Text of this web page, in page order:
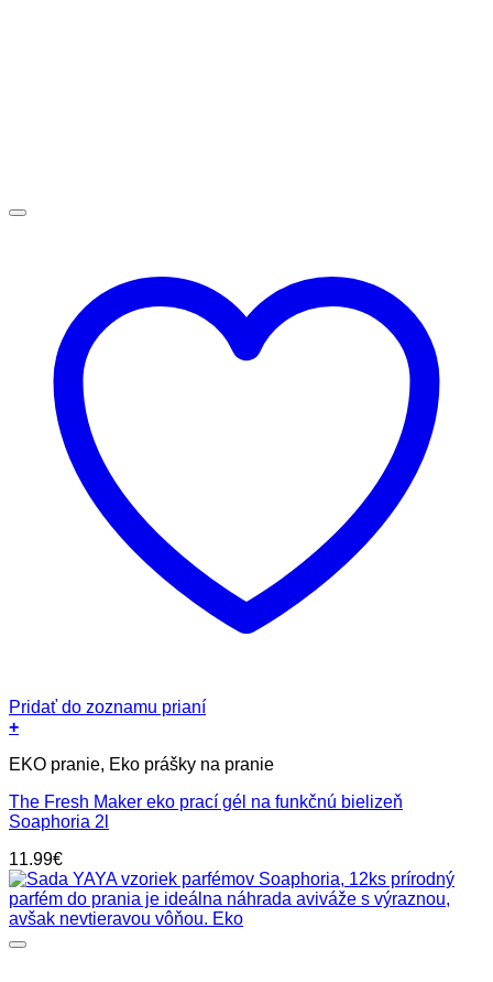
Pridať do zoznamu prianí
+
EKO pranie, Eko prášky na pranie
The Fresh Maker eko prací gél na funkčnú bielizeň
Soaphoria 2l
11.99€